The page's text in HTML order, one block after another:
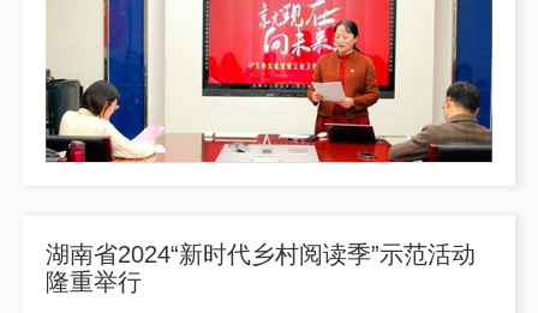
湖南省2024“新时代乡村阅读季”示范活动
隆重举行